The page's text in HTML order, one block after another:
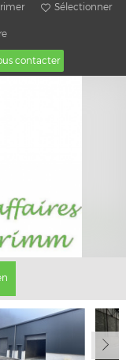
Sélectionner
contacter